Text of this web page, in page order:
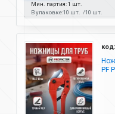
Мин. партия: 1 шт.
В упаковке:10 шт. 10 шт.
код:
PF